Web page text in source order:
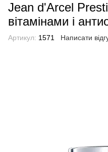
Jean d'Arcel
вітамінами і
Артикул: 1571 Написати